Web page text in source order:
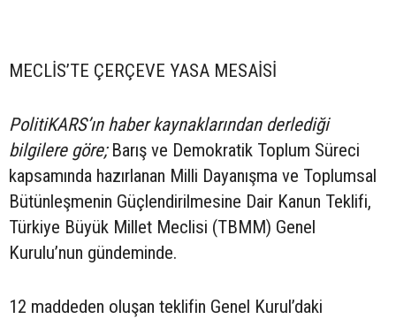
MECLİS’TE ÇERÇEVE YASA MESAİSİ
PolitiKARS’ın haber kaynaklarından derlediği
bilgilere göre;Barış ve Demokratik Toplum Süreci
kapsamında hazırlanan Milli Dayanışma ve Toplumsal
Bütünleşmenin Güçlendirilmesine Dair Kanun Teklifi,
Türkiye Büyük Millet Meclisi (TBMM) Genel
Kurulu’nun gündeminde.
12 maddeden oluşan teklifin Genel Kurul’daki